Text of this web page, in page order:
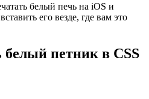
белый печь на iOS и
его везде, где вам это
белый петник в CSS